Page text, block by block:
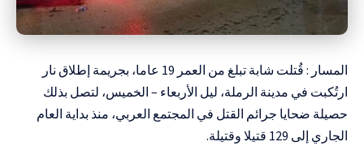
المسار : قُتلت شابة تبلغ من العمر 19 عاما، بجريمة إطلاق نار
ارتُكبت في مدينة الرملة، ليل الأربعاء – الخميس، لتصل بذلك
حصيلة ضحايا جرائم القتل في المجتمع العربي، منذ بداية العام
الجاري إلى 129 قتيلا وقتيلة.